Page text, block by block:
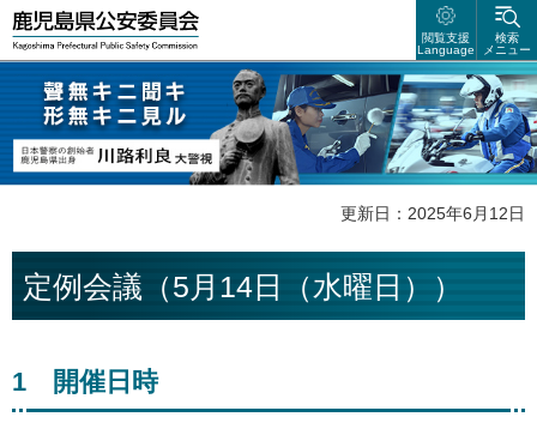
鹿児島県公安委員会
検索
メニュー
閲覧支援
Language
聲無キニ聴キ 形無キニ見ル 日本警察の創始者 鹿児島県出身 川路利良
大警視
更新日：2025年6月12日
定例会議（5月14日（水曜日））
1 開催日時